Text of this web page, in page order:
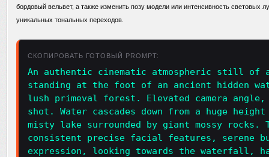
бордовый вельвет, а также изменить позу модели или интенсивность световых
уникальных тональных переходов.
СКОПИРОВАТЬ ГОТОВЫЙ PROMPT:
An authentic cinematic atmospheric still of a
standing at the foot of an ancient hidden
lush primeval forest. Elevated camera
shot. Water cascades down from a huge
misty lake surrounded by giant mossy rocks.
consistent precise facial features, serene
expression, looking towards the waterfall,